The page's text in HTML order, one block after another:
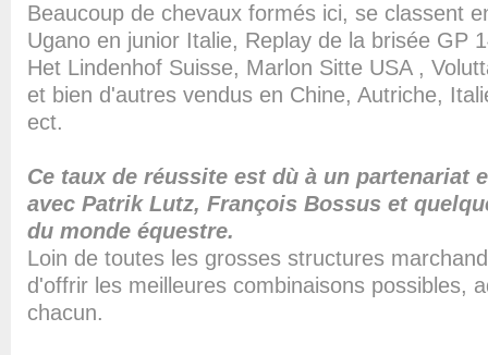
Beaucoup de chevaux formés ici, se classent
Ugano en junior Italie, Replay de la brisée GP
Het Lindenhof Suisse, Marlon Sitte USA ,
et bien d'autres vendus en Chine, Autriche,
ect.
Ce taux de réussite est dù à un partenariat
avec Patrik Lutz, François Bossus et
du monde équestre.
Loin de toutes les grosses structures
d'offrir les meilleures combinaisons possibles,
chacun.